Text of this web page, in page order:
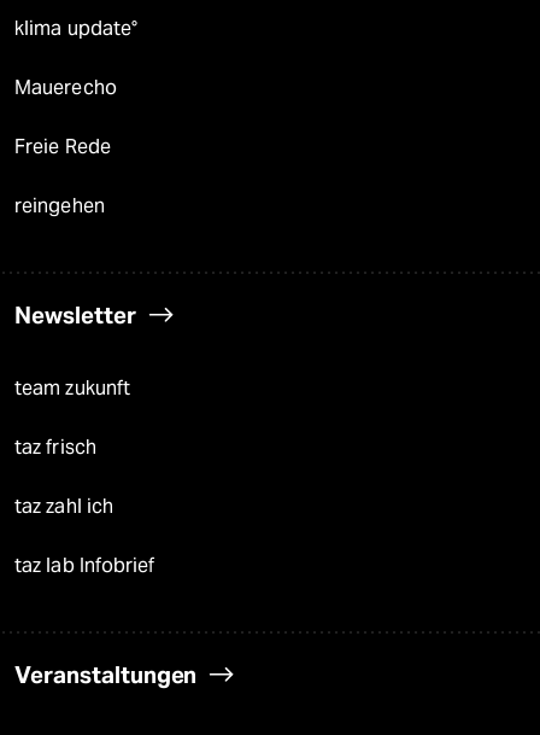
klima update°
Mauerecho
Freie Rede
reingehen
Newsletter
team zukunft
taz frisch
taz zahl ich
taz lab Infobrief
Veranstaltungen